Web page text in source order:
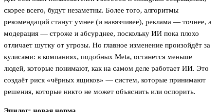
скорее всего, будут незаметны. Более того, алгоритмы
рекомендаций станут умнее (и навязчивее), реклама — точнее, а
модерация — строже и абсурднее, поскольку ИИ пока плохо
отличает шутку от угрозы. Но главное изменение произойдёт за
кулисами: в компаниях, подобных Meta, останется меньше
людей, которые понимают, как на самом деле работает ИИ. Это
создаёт риск «чёрных ящиков» — систем, которые принимают
решения, которые никто не может объяснить или оспорить.